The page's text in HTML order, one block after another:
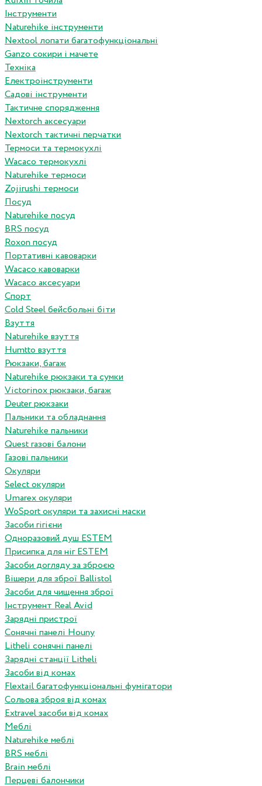
Інструменти
Naturehike інструменти
Nextool лопати багатофункціональні
Ganzo сокири і мачете
Техніка
Електроінструменти
Садові інструменти
Тактичне спорядження
Nextorch аксесуари
Nextorch тактичні перчатки
Термоси та термокухлі
Wacaco термокухлі
Naturehike термоси
Zojirushi термоси
Посуд
Naturehike посуд
BRS посуд
Roxon посуд
Портативні кавоварки
Wacaco кавоварки
Wacaco аксесуари
Спорт
Cold Steel бейсбольні біти
Взуття
Naturehike взуття
Humtto взуття
Рюкзаки, багаж
Naturehike рюкзаки та сумки
Victorinox рюкзаки, багаж
Deuter рюкзаки
Пальники та обладнання
Naturehike пальники
Quest газові балони
Газові пальники
Окуляри
Select окуляри
Umarex окуляри
WoSport окуляри та захисні маски
Засоби гігієни
Одноразовий душ ESTEM
Присипка для ніг ESTEM
Засоби догляду за зброєю
Вішери для зброї Ballistol
Засоби для чищення зброї
Інструмент Real Avid
Зарядні пристрої
Сонячні панелі Houny
Litheli сонячні панелі
Зарядні станції Litheli
Засоби від комах
Flextail багатофункціональні фумігатори
Сольова зброя від комах
Extravel засоби від комах
Меблі
Naturehike меблі
BRS меблі
Brain меблі
Перцеві балончики